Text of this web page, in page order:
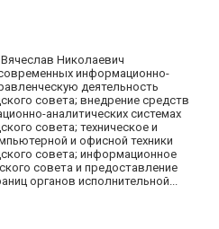
Николаевич
информационно-
деятельность
совета; внедрение средств
аналитических системах
совета; техническое и
и офисной техники
совета; информационное
совета и предоставление
органов исполнительной...